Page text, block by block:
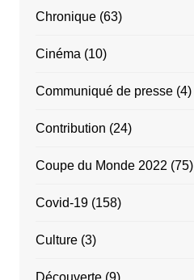
Chronique(63)
Cinéma (10)
Communiqué de presse(4)
Contribution (24)
Coupe du Monde 2022 (75)
Covid-19(158)
Culture(3)
Découverte(9)